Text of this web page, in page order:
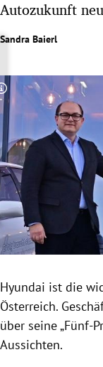
Untermenü
Untermenü
Untermenü
Untermenü
Untermenü
Untermenü
Untermenü
Untermenü
Autozukunft
Sandra Baierl
Copyright-Hinweis
Hyundai ist die
Österreich.
über seine „Fünf-
Aussichten.